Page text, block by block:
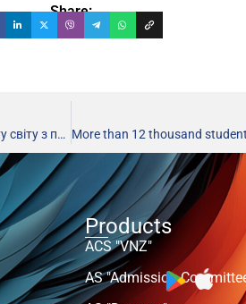
Share:
Найсильніші програмісти південно-східної Європи поборються в півфіналі чемпіонату світу з програмування
Products
ACS "VNZ"
AS "Admission